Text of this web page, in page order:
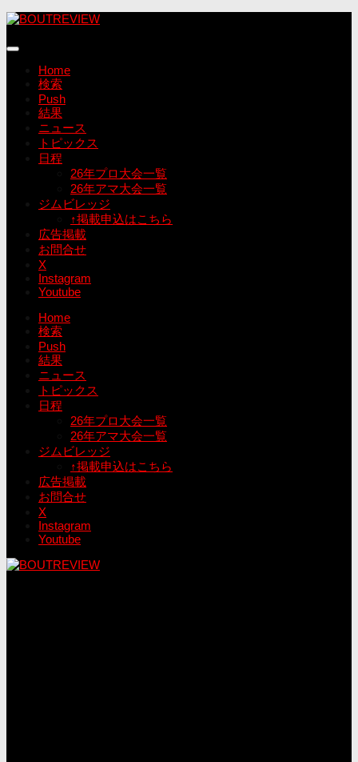
コ
テ
Home
検索
Push
結果
ニュース
トピックス
日程
26年プロ大会一覧
26年アマ大会一覧
ジムビレッジ
↑掲載申込はこちら
広告掲載
お問合せ
X
Instagram
Youtube
Home
検索
Push
結果
ニュース
トピックス
日程
26年プロ大会一覧
26年アマ大会一覧
ジムビレッジ
↑掲載申込はこちら
広告掲載
お問合せ
X
Instagram
Youtube